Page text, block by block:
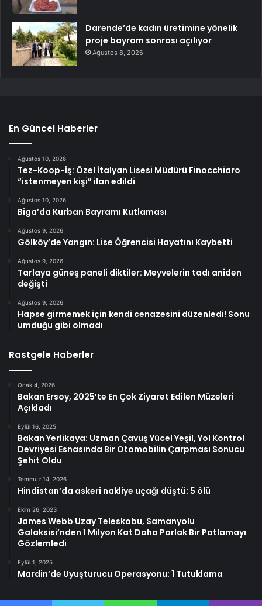
Darende’de kadın üretimine yönelik
proje bayram sonrası açılıyor
Ağustos 8, 2026
En Güncel Haberler
Ağustos 10, 2026
Tez-Koop-İş: Özel İtalyan Lisesi Müdürü Finocchiaro
“istenmeyen kişi” ilan edildi
Ağustos 10, 2026
Biga’da Kurban Bayramı Kutlaması
Ağustos 9, 2026
Gölköy’de Yangın: Lise Öğrencisi Hayatını Kaybetti
Ağustos 9, 2026
Tarlaya güneş paneli diktiler: Meyvelerin tadı aniden
değişti
Ağustos 9, 2026
Hapse girmemek için kendi cenazesini düzenledi! Sonu
umduğu gibi olmadı
Rastgele Haberler
Ocak 4, 2026
Bakan Ersoy, 2025’te En Çok Ziyaret Edilen Müzeleri
Açıkladı
Eylül 16, 2025
Bakan Yerlikaya: Uzman Çavuş Yücel Yeşil, Yol Kontrol
Devriyesi Esnasında Bir Otomobilin Çarpması Sonucu
Şehit Oldu
Temmuz 14, 2026
Hindistan’da askeri nakliye uçağı düştü: 5 ölü
Ekim 26, 2023
James Webb Uzay Teleskobu, Samanyolu
Galaksisi’nden 1 Milyon Kat Daha Parlak Bir Patlamayı
Gözlemledi
Eylül 1, 2025
Mardin’de Uyuşturucu Operasyonu: 1 Tutuklama